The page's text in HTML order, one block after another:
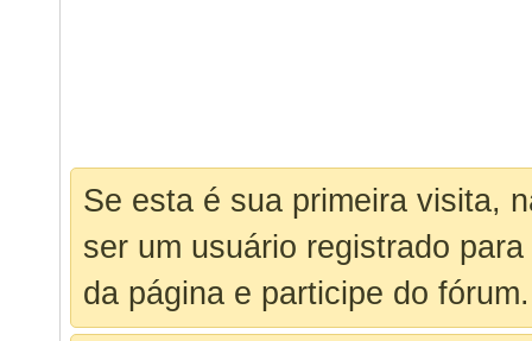
Se esta é sua primeira visita,
ser um usuário registrado
da página e participe do fórum.